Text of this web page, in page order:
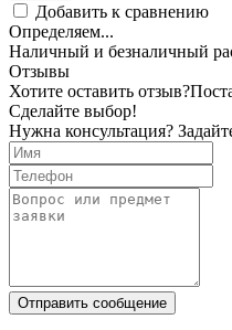
Добавить к сравнению
Определяем...
Наличный и безналичный
Отзывы
Хотите оставить отзыв?
Сделайте выбор!
Нужна консультация?
Отправить сообщение